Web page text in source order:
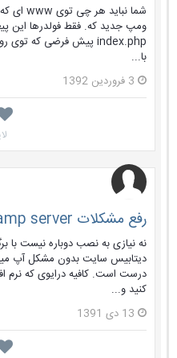
ومپ جدید که. فقط فولدرها این
با...
3 فروردین 1392
رفع مشکلات Wamp server
نه نیازی به نصب دوباره نیست با
کنید و...
13 دی 1391